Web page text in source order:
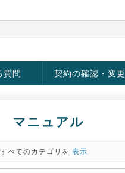
質問 契約の確認・変更
マニュアル
すべてのカテゴリを 表示